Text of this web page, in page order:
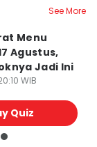
See More
Menu
Agustus,
Jadi Ini
WIB
Quiz